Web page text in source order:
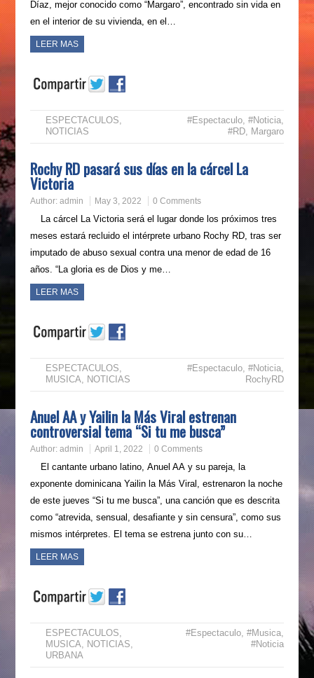
Díaz, mejor conocido como “Margaro”, encontrado sin vida en
en el interior de su vivienda, en el…
LEER MAS
ESPECTACULOS
NOTICIAS
#Espectaculo ,#Noticia
#RD Margaro
Rochy RD pasará sus días en la cárcel La
Victoria
Author: admin May 3, 2022 0 Comments
La cárcel La Victoria será el lugar donde los próximos tres
meses estará recluido el intérprete urbano Rochy RD, tras ser
imputado de abuso sexual contra una menor de edad de 16
años. “La gloria es de Dios y me…
LEER MAS
ESPECTACULOS
MUSICA
NOTICIAS
#Espectaculo ,#Noticia
RochyRD
Anuel AA y Yailin la Más Viral estrenan
controversial tema “Si tu me busca”
Author: admin April 1, 2022 0 Comments
El cantante urbano latino, Anuel AA y su pareja, la
exponente dominicana Yailin la Más Viral, estrenaron la noche
de este jueves “Si tu me busca”, una canción que es descrita
como “atrevida, sensual, desafiante y sin censura”, como sus
mismos intérpretes. El tema se estrena junto con su…
LEER MAS
ESPECTACULOS
MUSICA
NOTICIAS
URBANA
#Espectaculo ,#Musica
#Noticia